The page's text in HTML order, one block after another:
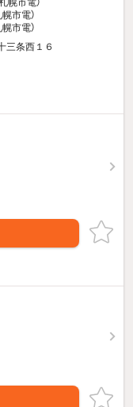
幌市電）
幌市電）
幌市電）
三条西１６